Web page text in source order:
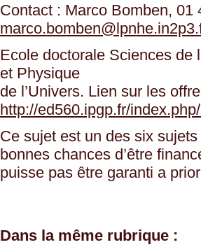
Contact : Marco Bomben, 01
marco.bomben@
Ecole doctorale Sciences de
et Physique
de l’Univers. Lien sur les
http://ed560.ipgp.fr/
Ce sujet est un des six
bonnes chances d’être
puisse pas être garanti a
Dans la même rubrique :